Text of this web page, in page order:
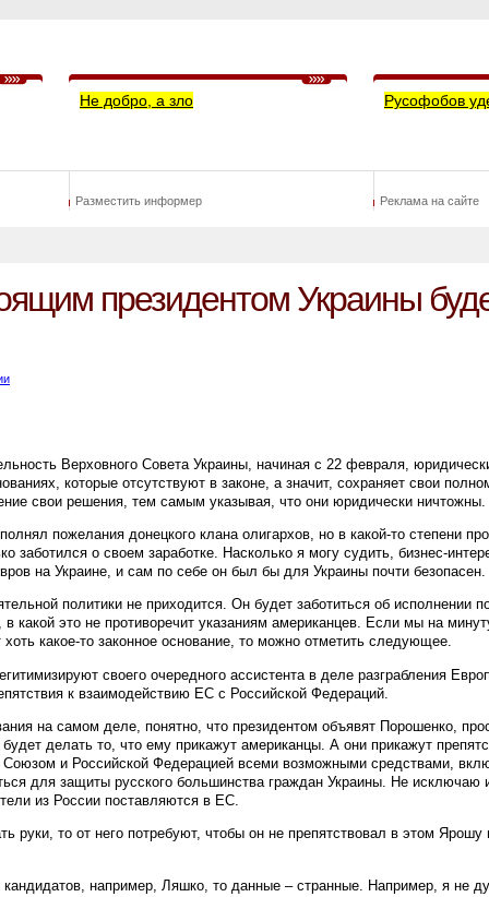
Не добро, а зло Русофобов
Разместить информер Реклама на сайте
президентом Украины
Верховного Совета Украины, начиная с 22 февраля,
которые отсутствуют в законе, а значит, сохраняет свои
свои решения, тем самым указывая, что они юридически ничтожны.
пожелания донецкого клана олигархов, но в какой-то степени
заботился о своем заработке. Насколько я могу судить, бизнес-
на Украине, и сам по себе он был бы для Украины почти безопасен.
политики не приходится. Он будет заботиться об исполнении
какой это не противоречит указаниям американцев. Если мы на
какое-то законное основание, то можно отметить следующее.
своего очередного ассистента в деле разграбления
к взаимодействию ЕС с Российской Федераций.
на самом деле, понятно, что президентом объявят Порошенко,
делать то, что ему прикажут американцы. А они прикажут
и Российской Федерацией всеми возможными средствами,
для защиты русского большинства граждан Украины. Не исключаю
из России поставляются в ЕС.
руки, то от него потребуют, чтобы он не препятствовал в этом Ярошу
кандидатов, например, Ляшко, то данные – странные. Например, я не